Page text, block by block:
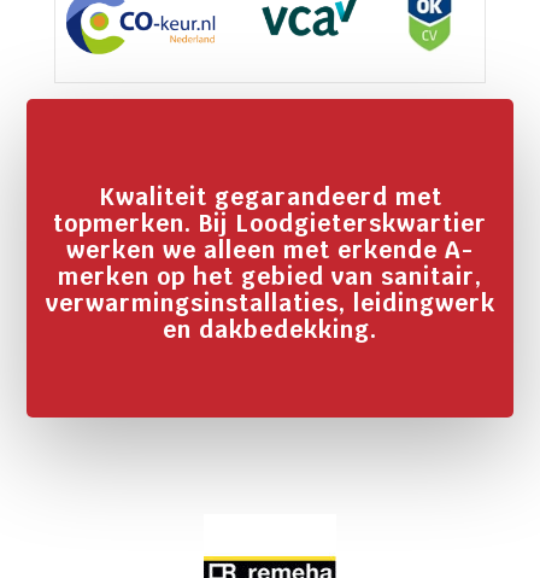
Kwaliteit gegarandeerd met
topmerken. Bij Loodgieterskwartier
werken we alleen met erkende A-
merken op het gebied van sanitair,
verwarmingsinstallaties, leidingwerk
en dakbedekking.